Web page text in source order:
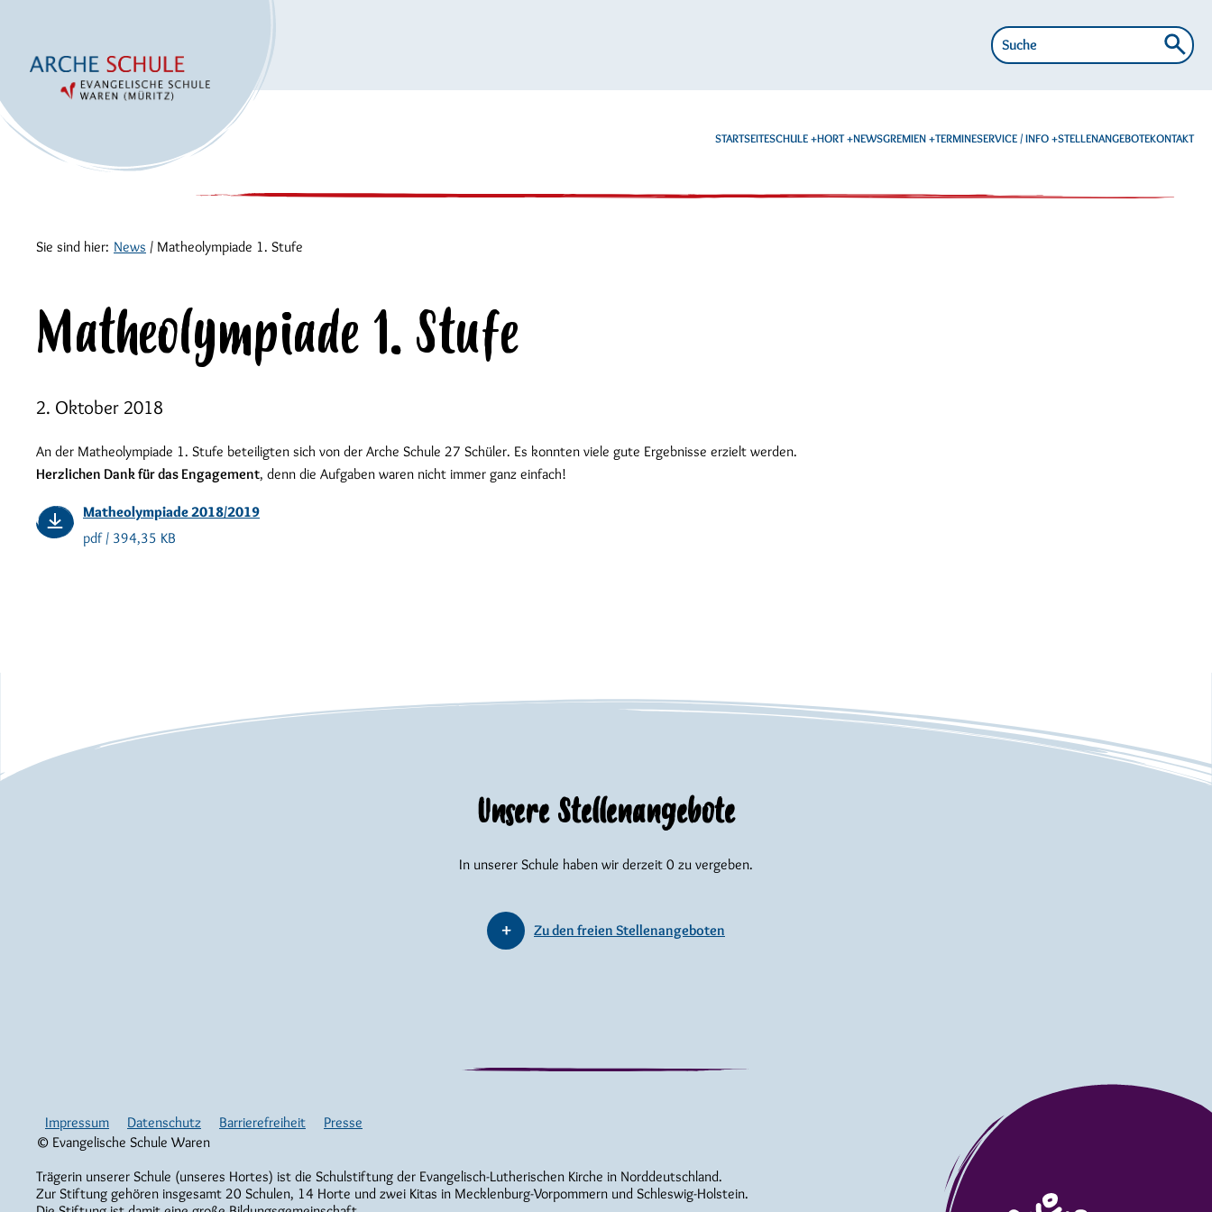
Suche
nach:
STARTSEITESCHULE HORT NEWSGREMIEN TERMINESERVICE / INFO STELLENANGEBOTEKONTAKT
Sie sind hier: News / Matheolympiade 1. Stufe
Matheolympiade 1. Stufe
2. Oktober 2018
An der Matheolympiade 1. Stufe beteiligten sich von der Arche Schule 27 Schüler. Es konnten viele gute Ergebnisse erzielt werden.
Herzlichen Dank für das Engagement, denn die Aufgaben waren nicht immer ganz einfach!
Matheolympiade 2018/2019
pdf / 394,35 KB
Unsere Stellenangebote
In unserer Schule haben wir derzeit 0 zu vergeben.
Zu den freien Stellenangeboten
© Evangelische Schule Waren
Trägerin unserer Schule (unseres Hortes) ist die Schulstiftung der Evangelisch-Lutherischen Kirche in Norddeutschland.
Zur Stiftung gehören insgesamt 20 Schulen, 14 Horte und zwei Kitas in Mecklenburg-Vorpommern und Schleswig-Holstein.
Impressum Datenschutz Barrierefreiheit Presse